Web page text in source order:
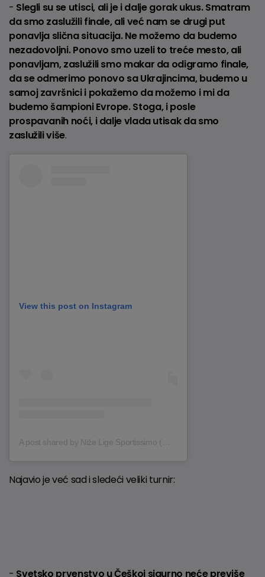
- Slegli su se utisci, ali je i dalje gorak ukus. Smatram
da smo zaslužili finale, ali već nam se drugi put
ponavlja slična situacija. Ne možemo da budemo
nezadovoljni. Ponovo smo uzeli to treće mesto, ali
ponavljam, zaslužili smo makar da odigramo finale,
da se odmerimo ponovo sa Ukrajincima, budemo u
samoj završnici i pokažemo da možemo i mi da
budemo šampioni Evrope. Stoga, i posle
prospavanih noći, i dalje vlada utisak da smo
zaslužili više.
View this post on Instagram
Najavio je već sad i sledeći veliki turnir:
- Svetsko prvenstvo u Češkoj sigurno neće previše